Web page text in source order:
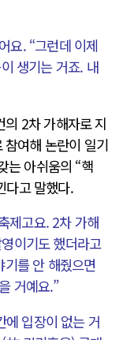
요. “그런데 이제
생기는 거죠. 내
2차 가해자로 지
참여해 논란이 일기
는 아쉬움의 “핵
다고 말했다.
제고요. 2차 가해
이기도 했더라고
를 안 해줬으면
거예요.”
에 입장이 없는 거